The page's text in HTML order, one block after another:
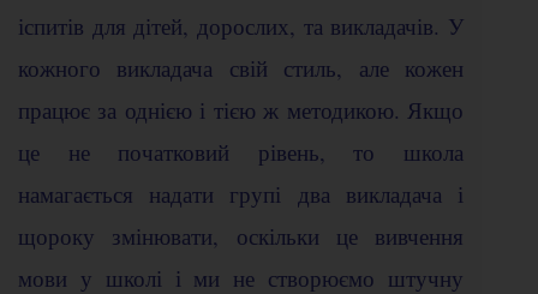
іспитів для дітей, дорослих, та викладачів. У
кожного викладача свій стиль, але кожен
працює за однією і тією ж методикою. Якщо
це не початковий рівень, то школа
намагається надати групі два викладача і
щороку змінювати, оскільки це вивчення
мови у школі і ми не створюємо штучну